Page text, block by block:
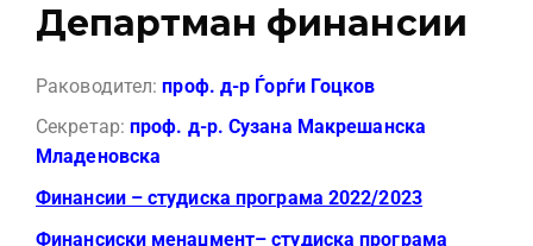
Департман финансии
Раководител:проф. д-р Ѓорѓи Гоцков
Секретар: проф. д-р. Сузана Макрешанска
Младеновска
Финансии – студиска програма 2022/2023
Финансиски менаџмент– студиска програма